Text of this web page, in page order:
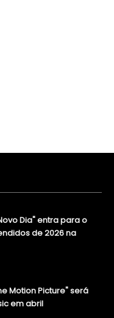
Dia" entra para o
de 2026 na
Motion Picture" será
em abril